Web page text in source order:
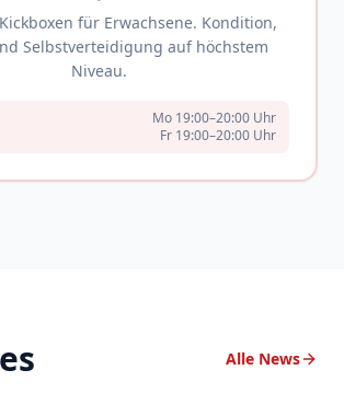
für Erwachsene. Kondition,
Selbstverteidigung auf höchstem
Niveau.
Mo 19:00–20:00 Uhr
Fr 19:00–20:00 Uhr
Alle News